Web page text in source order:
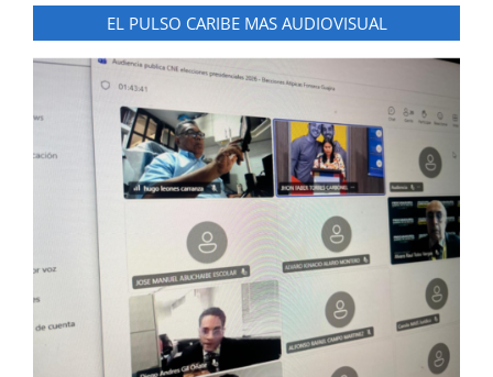
EL PULSO CARIBE MAS AUDIOVISUAL